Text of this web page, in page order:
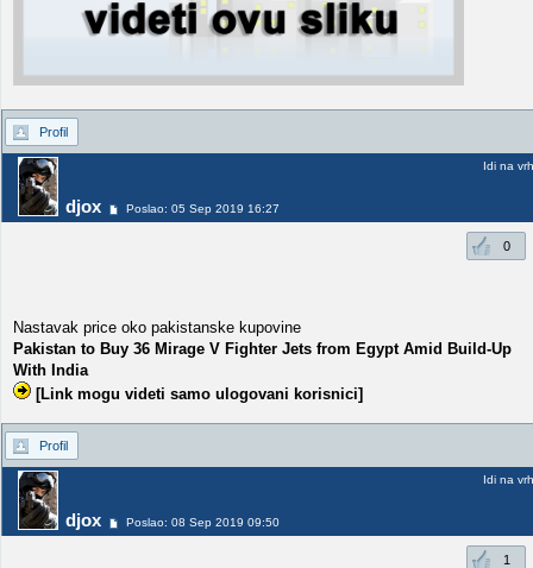
Profil
djox Poslao: 05 Sep 2019 16:27
Idi na vrh
0
Nastavak price oko pakistanske kupovine
Pakistan to Buy 36 Mirage V Fighter Jets from Egypt Amid Build-Up
With India
[Link mogu videti samo ulogovani korisnici]
Profil
djox Poslao: 08 Sep 2019 09:50
Idi na vrh
1